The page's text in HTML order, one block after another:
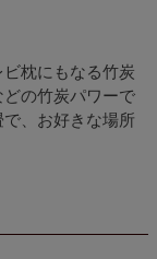
枕にもなる竹炭
の竹炭パワーで
、お好きな場所